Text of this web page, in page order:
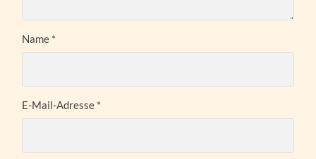
Name *
E-Mail-Adresse *